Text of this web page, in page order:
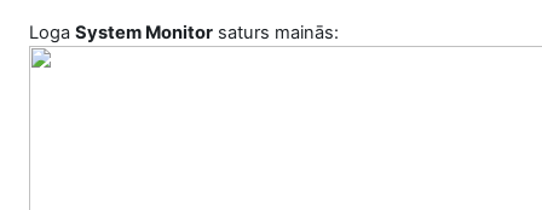
Loga System Monitor saturs mainās: